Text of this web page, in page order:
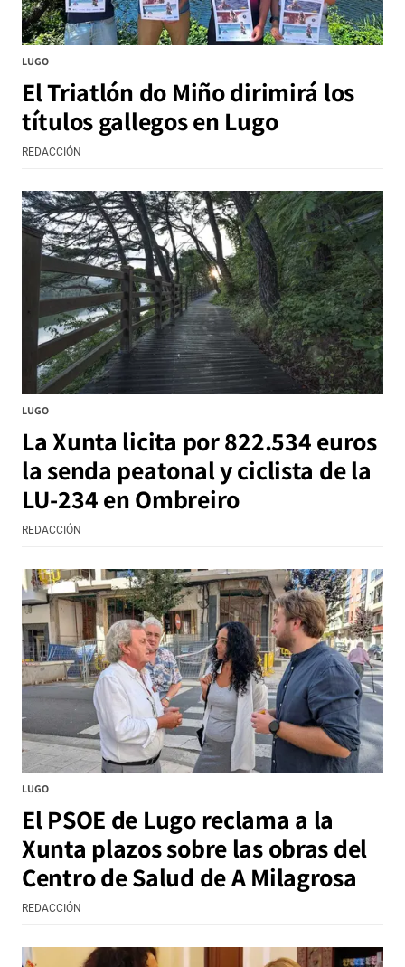
LUGO
El Triatlón do Miño dirimirá los
títulos gallegos en Lugo
REDACCIÓN
LUGO
La Xunta licita por 822.534 euros
la senda peatonal y ciclista de la
LU-234 en Ombreiro
REDACCIÓN
LUGO
El PSOE de Lugo reclama a la
Xunta plazos sobre las obras del
Centro de Salud de A Milagrosa
REDACCIÓN